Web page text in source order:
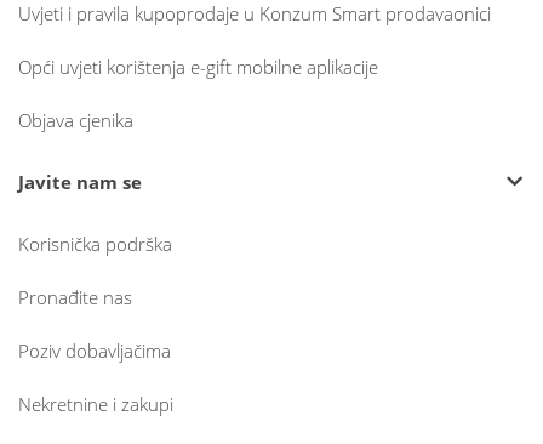
Uvjeti i pravila kupoprodaje u Konzum Smart prodavaonici
Opći uvjeti korištenja e-gift mobilne aplikacije
Objava cjenika
Javite nam se
Korisnička podrška
Pronađite nas
Poziv dobavljačima
Nekretnine i zakupi